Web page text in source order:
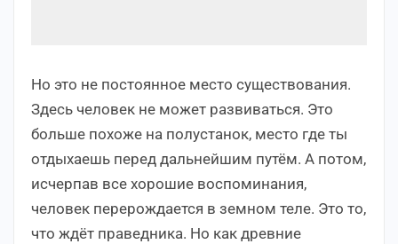
Но это не постоянное место существования.
Здесь человек не может развиваться. Это
больше похоже на полустанок, место где ты
отдыхаешь перед дальнейшим путём. А потом,
исчерпав все хорошие воспоминания,
человек перерождается в земном теле. Это то,
что ждёт праведника. Но как древние